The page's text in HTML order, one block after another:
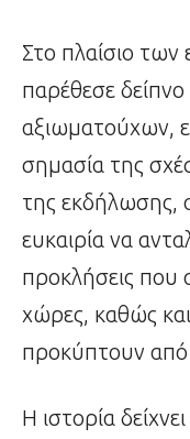
Στο πλαίσιο
παρέθεσε
αξιωματούχων,
σημασία της
της εκδήλωσης,
ευκαιρία να
προκλήσεις που
χώρες, καθώς και
προκύπτουν από
Η ιστορία